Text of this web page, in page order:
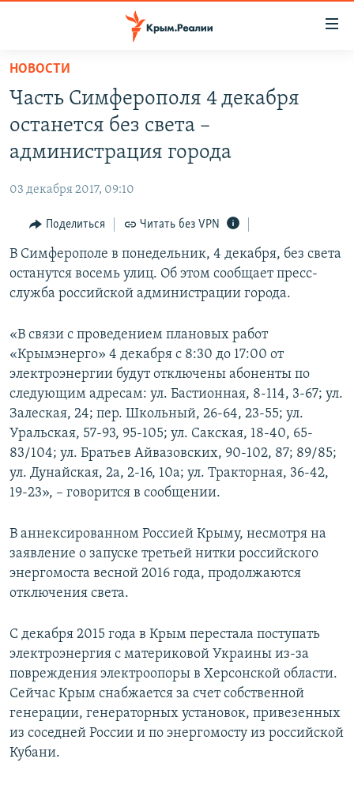
Вернуться
основному
содержанию
главной
навигации
Вернутся
поиску
11 ЛЕТ ОККУПАЦИИ КРЫМА. 11 ИСТОРИЙ СОПРОТИВЛЕНИЯ
ЕЩЕ
ИНТЕРАКТИВ
ИНФОГРАФИКА
ТЕЛЕПРОЕКТ КРЫМ.РЕАЛИИ
ПРОПАВШИЕ БЕЗ ВЕСТИ
ПОБЕДИТЕЛЕЙ НЕ СУДЯТ?
КРЫМ.НЕПОКОРЕННЫЙ
УКРАИНСКАЯ ПРОБЛЕМА КРЫМА
РАДІО СВОБОДА
КАК ОБОЙТИ БЛОКИРОВКУ
Українською
Qırımtatar
Все сайты RFE/RL
НОВОСТИ
Часть Симферополя 4 декабря
останется без света –
администрация города
03 декабря 2017, 09:10
Поделиться Читать без VPN
В Симферополе в понедельник, 4 декабря, без света
останутся восемь улиц. Об этом сообщает пресс-
служба российской администрации города.
«В связи с проведением плановых работ
«Крымэнерго» 4 декабря с 8:30 до 17:00 от
электроэнергии будут отключены абоненты по
следующим адресам: ул. Бастионная, 8-114, 3-67; ул.
Залеская, 24; пер. Школьный, 26-64, 23-55; ул.
Уральская, 57-93, 95-105; ул. Сакская, 18-40, 65-
83/104; ул. Братьев Айвазовских, 90-102, 87; 89/85;
ул. Дунайская, 2а, 2-16, 10а; ул. Тракторная, 36-42,
19-23», – говорится в сообщении.
В аннексированном Россией Крыму, несмотря на
заявление о запуске третьей нитки российского
энергомоста весной 2016 года, продолжаются
отключения света.
С декабря 2015 года в Крым перестала поступать
электроэнергия с материковой Украины из-за
повреждения электроопоры в Херсонской области.
Сейчас Крым снабжается за счет собственной
генерации, генераторных установок, привезенных
из соседней России и по энергомосту из российской
Кубани.